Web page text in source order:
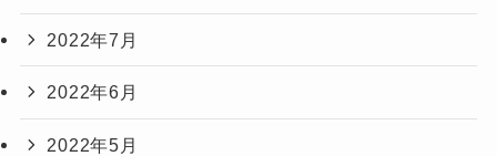
2022年7月
2022年6月
2022年5月